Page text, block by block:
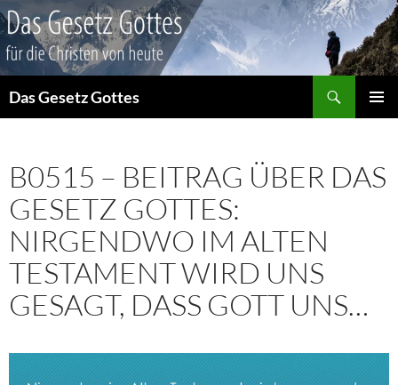
Das Gesetz Gottes
B0515 – BEITRAG ÜBER DAS
GESETZ GOTTES:
NIRGENDWO IM ALTEN
TESTAMENT WIRD UNS
GESAGT, DASS GOTT UNS…